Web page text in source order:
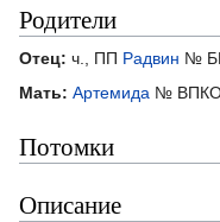
Родители
Отец: ч., ПП Радвин №
Мать: Артемида №
Потомки
Описание